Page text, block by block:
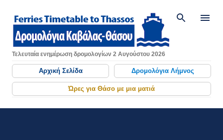
Μετάβαση στο κύριο περιεχόμενο
Τελευταία ενημέρωση δρομολογίων 2 Αυγούστου 2026
Αρχική Σελίδα Δρομολόγια Λήμνος
Ώρες για Θάσο με μια ματιά